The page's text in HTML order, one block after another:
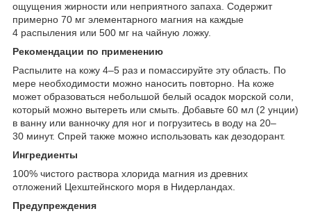
ощущения жирности или неприятного запаха. Содержит
примерно 70 мг элементарного магния на каждые
4 распыления или 500 мг на чайную ложку.
Рекомендации по применению
Распылите на кожу 4–5 раз и помассируйте эту область. По
мере необходимости можно наносить повторно. На коже
может образоваться небольшой белый осадок морской соли,
который можно вытереть или смыть. Добавьте 60 мл (2 унции)
в ванну или ванночку для ног и погрузитесь в воду на 20–
30 минут. Спрей также можно использовать как дезодорант.
Ингредиенты
100% чистого раствора хлорида магния из древних
отложений Цехштейнского моря в Нидерландах.
Предупреждения